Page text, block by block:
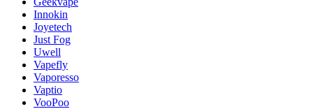
Innokin
Joyetech
Just Fog
Uwell
Vapefly
Vaporesso
Vaptio
VooPoo